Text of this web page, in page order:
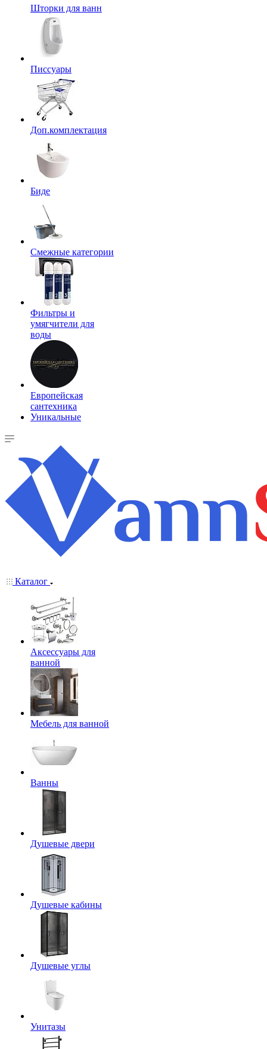
Шторки для ванн
Писсуары
Доп.комплектация
Биде
Смежные категории
Фильтры и
умягчители для
воды
Европейская
сантехника
Уникальные
Каталог
Аксессуары для
ванной
Мебель для ванной
Ванны
Душевые двери
Душевые кабины
Душевые углы
Унитазы